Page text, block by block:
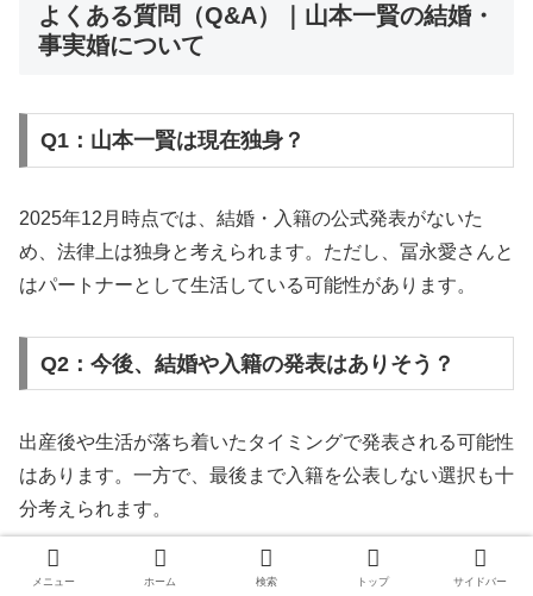
よくある質問（Q&A）｜山本一賢の結婚・
事実婚について
Q1：山本一賢は現在独身？
2025年12月時点では、結婚・入籍の公式発表がないた
め、法律上は独身と考えられます。ただし、冨永愛さんと
はパートナーとして生活している可能性があります。
Q2：今後、結婚や入籍の発表はありそう？
出産後や生活が落ち着いたタイミングで発表される可能性
はあります。一方で、最後まで入籍を公表しない選択も十
分考えられます。
Q3：事実婚でも子どもに問題はない？
メニュー ホーム 検索 トップ サイドバー